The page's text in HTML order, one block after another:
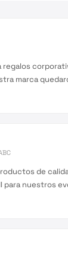
marca
de
para nuestros